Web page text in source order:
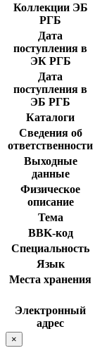
Коллекции ЭБ
РГБ
Дата
поступления в
ЭК РГБ
Дата
поступления в
ЭБ РГБ
Каталоги
Сведения об
ответственности
Выходные
данные
Физическое
описание
Тема
BBK-код
Специальность
Язык
Места хранения
Электронный
адрес
×